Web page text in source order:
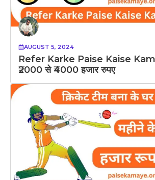
AUGUST 5, 2024
Refer Karke Paise Kaise
₹2000 से ₹4000 हजार रुपए